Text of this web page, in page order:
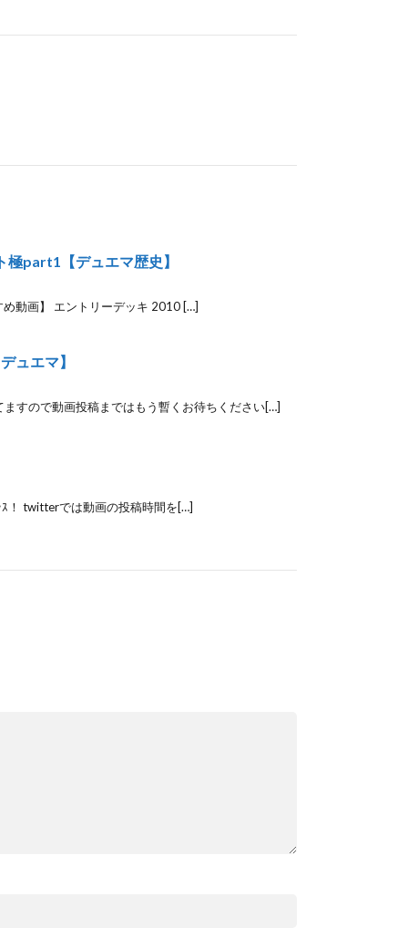
part1【デュエマ歴史】
動画】 エントリーデッキ 2010 […]
ュエマ】
すので動画投稿まではもう暫くお待ちください[…]
！ twitterでは動画の投稿時間を[…]